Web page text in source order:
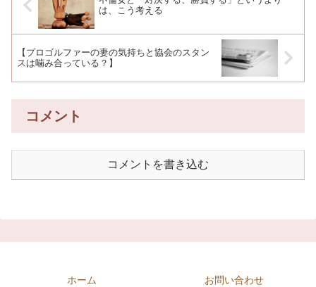
は、こう考える
【プロゴルファーの妻の気持ちと協会のスタン
スは噛み合っている？】
コメント
コメントを書き込む
ホーム
お問い合わせ